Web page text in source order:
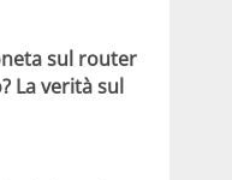
sul router
La verità sul